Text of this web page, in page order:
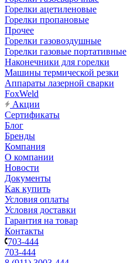
Горелки ацетиленовые
Горелки пропановые
Прочее
Горелки газовоздушные
Горелки газовые портативные
Наконечники для горелки
Машины термической резки
Аппараты лазерной сварки
FoxWeld
Акции
Сертификаты
Блог
Бренды
Компания
О компании
Новости
Документы
Как купить
Условия оплаты
Условия доставки
Гарантия на товар
Контакты
703-444
703-444